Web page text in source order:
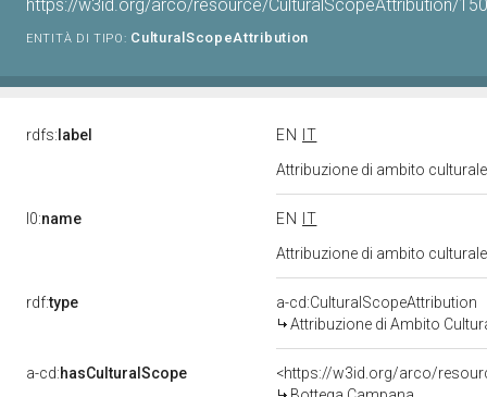
https://w3id.org/arco/resource/CulturalScopeAttribution/
ENTITÀ DI TIPO: CulturalScopeAttribution
rdfs: label EN
IT
Attribuzione di ambito
l0:name EN
IT
Attribuzione di ambito
rdf:type
a-cd:CulturalScopeAttribution
Attribuzione di Ambito
a-cd:hasCulturalScope
<https://w3id.org/arco/